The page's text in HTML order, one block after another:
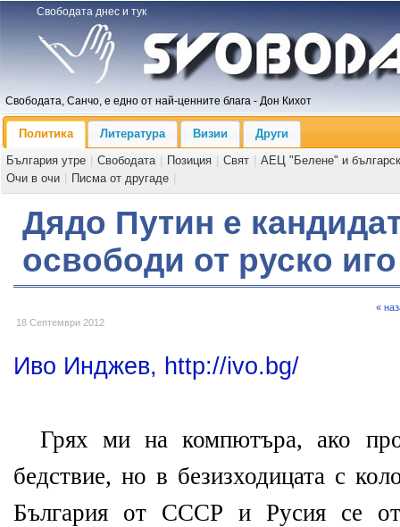
Свободата днес и тук
Свободата, Санчо, е едно от най-ценните блага - Дон Кихот
Политика Литература Визии
Други
България утре
Свободата Позиция Свят
АЕЦ "Белене" и
Очи в очи
Писма от другаде
Дядо Путин е
освободи от руско иго
18 Септември 2012
«
Иво Инджев, http://ivo.bg/
Грях ми на компютъра, ако
бедствие, но в безизходицата с
България от СССР и Русия се